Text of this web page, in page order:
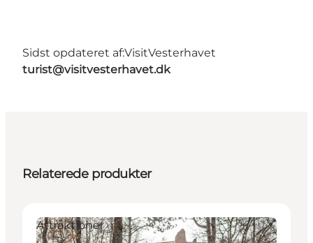
Sidst opdateret af:VisitVesterhavet
turist@visitvesterhavet.dk
Relaterede produkter
Attraktioner